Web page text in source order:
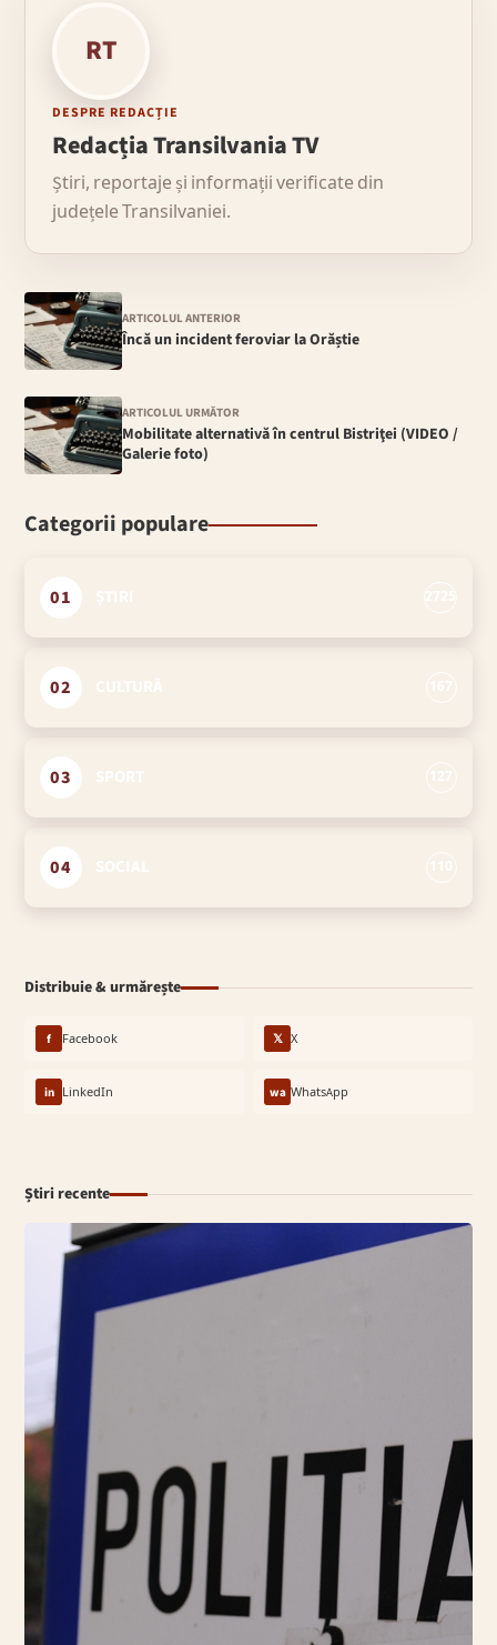
RT
DESPRE REDACȚIE
Redacția Transilvania TV
Știri, reportaje și informații verificate din
județele Transilvaniei.
ARTICOLUL ANTERIOR
Încă un incident feroviar la Orăștie
ARTICOLUL URMĂTOR
Mobilitate alternativă în centrul Bistriţei (VIDEO /
Galerie foto)
Categorii populare
01
02
03
04
Distribuie & urmărește
f Facebook 𝕏 X
in LinkedIn wa WhatsApp
Știri recente